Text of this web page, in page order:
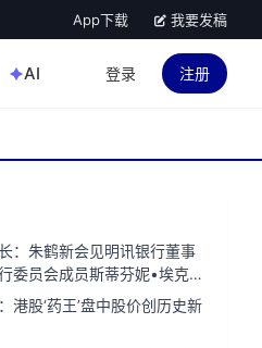
App下载 我要发稿
AI 登录 注册
：朱鹤新会见明讯银行董事
委员会成员斯蒂芬妮•埃克儿
港股‘药王’盘中股价创历史新